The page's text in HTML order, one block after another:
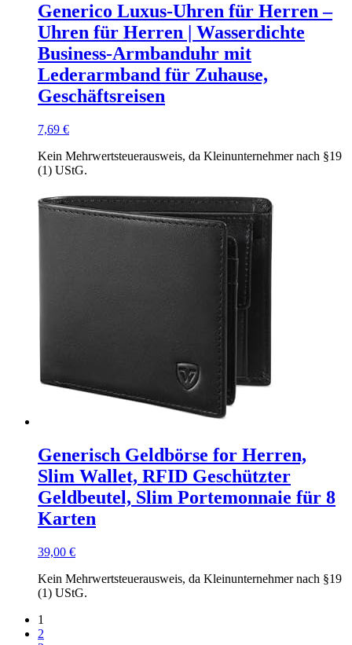
Generico Luxus-Uhren für Herren –
Uhren für Herren | Wasserdichte
Business-Armbanduhr mit
Lederarmband für Zuhause,
Geschäftsreisen
7,69 €
Kein Mehrwertsteuerausweis, da Kleinunternehmer nach §19
(1) UStG.
Generisch Geldbörse for Herren,
Slim Wallet, RFID Geschützter
Geldbeutel, Slim Portemonnaie für 8
Karten
39,00 €
Kein Mehrwertsteuerausweis, da Kleinunternehmer nach §19
(1) UStG.
1
2